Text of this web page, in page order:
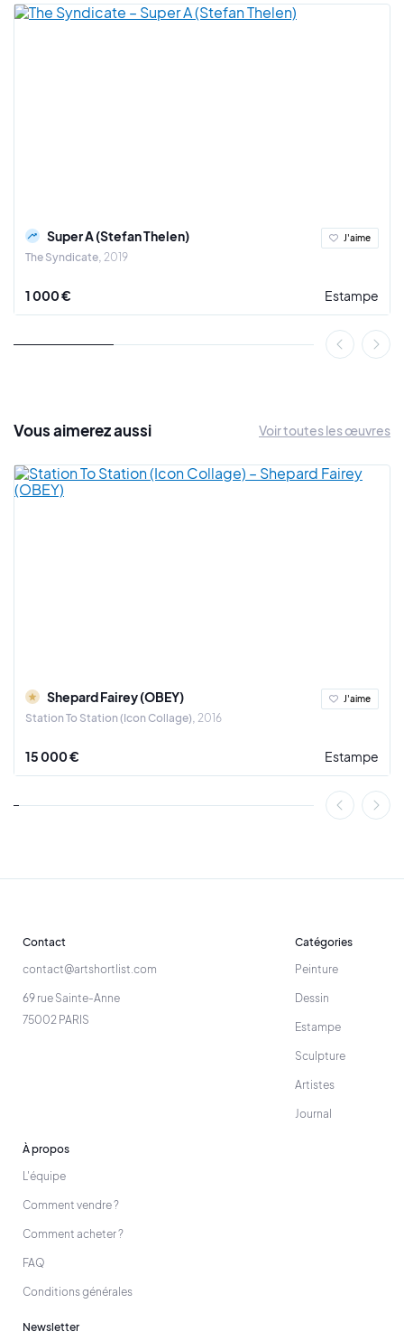
œuvres de Super A.
Super A (Stefan Thelen)
The Syndicate 2019
J'aime
1 000 € Estampe
Vousaimerezaussi Voir toutes les œuvres
Shepard Fairey (OBEY)
Station To Station (Icon Collage) 2016
J'aime
15 000 € Estampe
Contact
contact@artshortlist.com
69 rue Sainte-Anne
75002 PARIS
Catégories
Peinture
Dessin
Estampe
Sculpture
Artistes
Journal
À propos
L'équipe
Comment vendre ?
Comment acheter ?
FAQ
Conditions générales
Newsletter